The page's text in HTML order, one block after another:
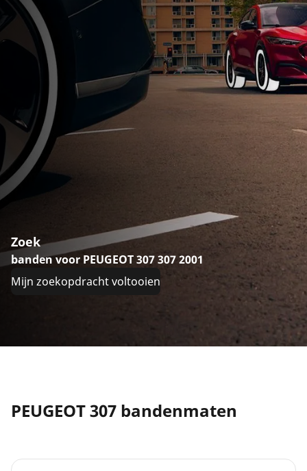
Zoek
banden voor PEUGEOT 307 307 2001
Mijn zoekopdracht voltooien
PEUGEOT 307 bandenmaten